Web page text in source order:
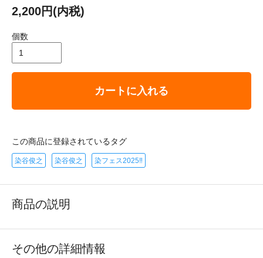
2,200円(内税)
個数
カートに入れる
この商品に登録されているタグ
染谷俊之 染谷俊之 染フェス2025‼
商品の説明
その他の詳細情報